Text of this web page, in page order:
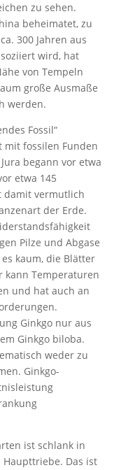
zu sehen.
beheimatet, zu
300 Jahren aus
wird, hat
von Tempeln
große Ausmaße
werden.
Fossil“
mit fossilen Funden
begann vor etwa
etwa 145
damit vermutlich
der Erde.
Pilze und Abgase
kaum, die Blätter
kann Temperaturen
und hat auch an
Ginkgo nur aus
Ginkgo biloba.
weder zu
Ginkgo-
ist schlank in
Das ist